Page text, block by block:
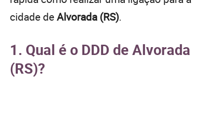
cidade deAlvorada (RS).
1. Qual é o DDD de Alvorada
(RS)?